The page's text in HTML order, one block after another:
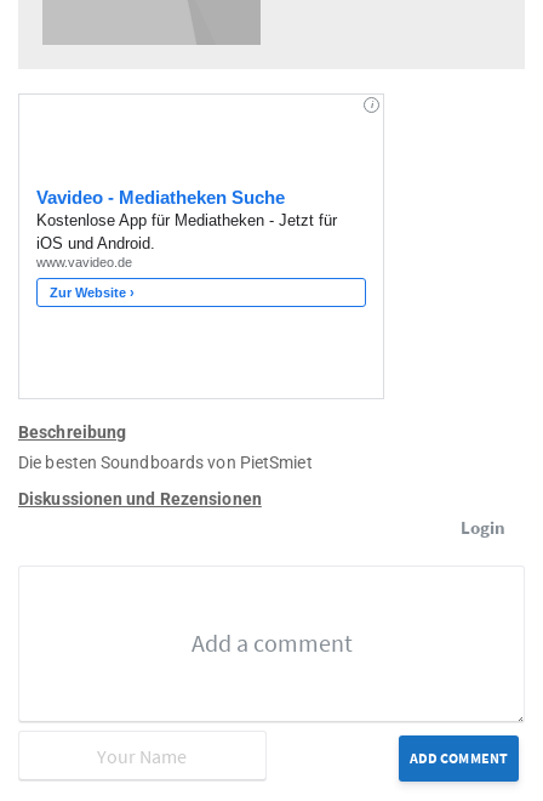
Beschreibung
Die besten Soundboards von PietSmiet
Diskussionen und Rezensionen
Login
ADD COMMENT